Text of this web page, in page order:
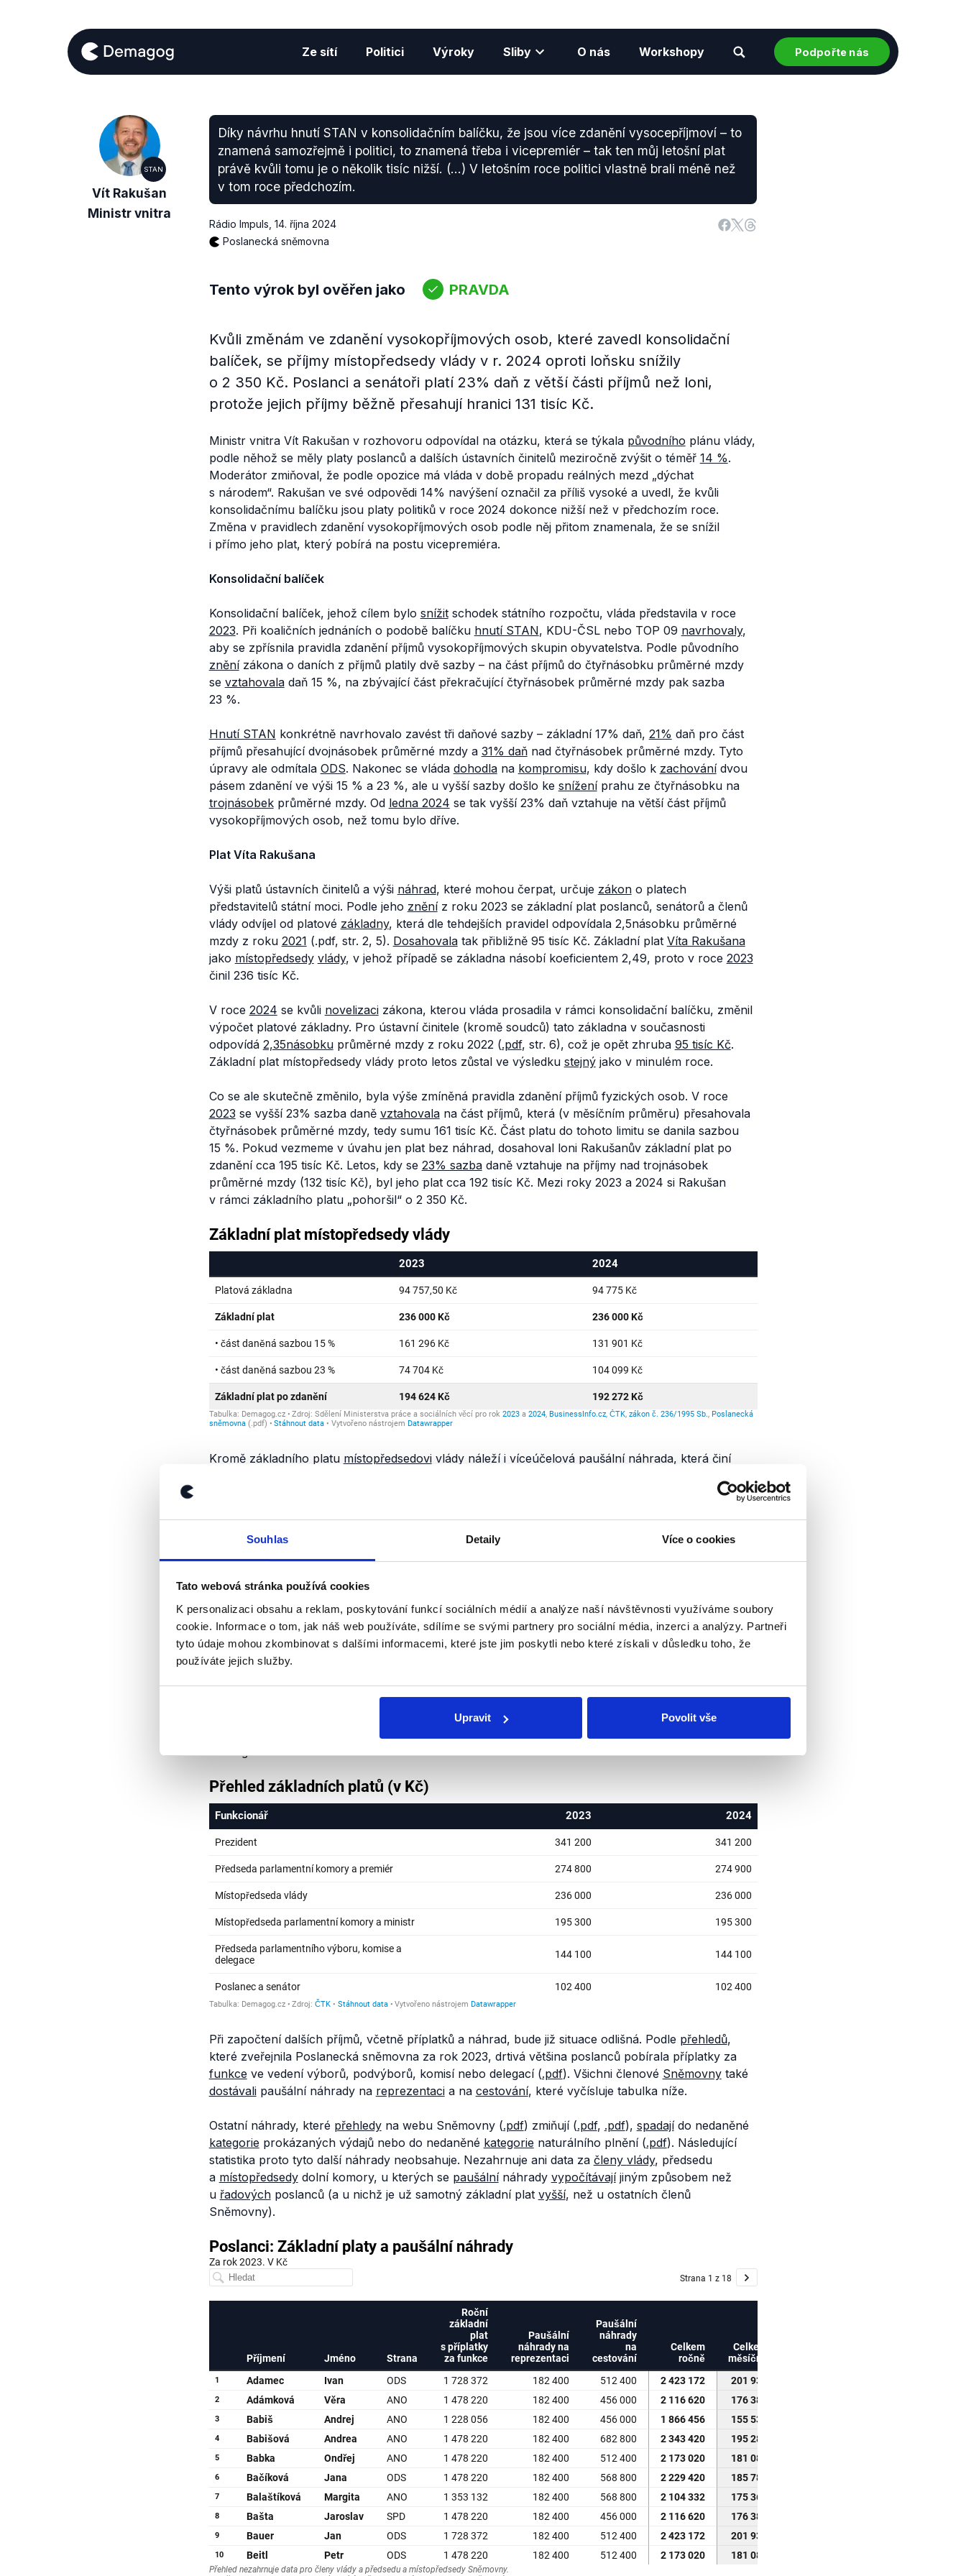
Souhlas Detaily Více o cookies
Tato webová stránka používá cookies
K personalizaci obsahu a reklam, poskytování funkcí sociálních médií a analýze naší návštěvnosti využíváme soubory
cookie. Informace o tom, jak náš web používáte, sdílíme se svými partnery pro sociální média, inzerci a analýzy. Partneři
tyto údaje mohou zkombinovat s dalšími informacemi, které jste jim poskytli nebo které získali v důsledku toho, že
používáte jejich služby.
Upravit Povolit vše
Ze sítí Politici Výroky Sliby O nás Workshopy Podpořte nás
STAN
Vít Rakušan
Ministr vnitra
Díky návrhu hnutí STAN v konsolidačním balíčku, že jsou více zdanění vysocepříjmoví – to
znamená samozřejmě i politici, to znamená třeba i vicepremiér – tak ten můj letošní plat
právě kvůli tomu je o několik tisíc nižší. (…) V letošním roce politici vlastně brali méně než
v tom roce předchozím.
Rádio Impuls 14. října 2024
Poslanecká sněmovna
Tento výrok byl ověřen jako PRAVDA
Kvůli změnám ve zdanění vysokopříjmových osob, které zavedl konsolidační
balíček, se příjmy místopředsedy vlády v r. 2024 oproti loňsku snížily
o 2 350 Kč. Poslanci a senátoři platí 23% daň z větší části příjmů než loni,
protože jejich příjmy běžně přesahují hranici 131 tisíc Kč.
Ministr vnitra Vít Rakušan v rozhovoru odpovídal na otázku, která se týkala původního plánu vlády,
podle něhož se měly platy poslanců a dalších ústavních činitelů meziročně zvýšit o téměř 14 %.
Moderátor zmiňoval, že podle opozice má vláda v době propadu reálných mezd „dýchat
s národem“. Rakušan ve své odpovědi 14% navýšení označil za příliš vysoké a uvedl, že kvůli
konsolidačnímu balíčku jsou platy politiků v roce 2024 dokonce nižší než v předchozím roce.
Změna v pravidlech zdanění vysokopříjmových osob podle něj přitom znamenala, že se snížil
i přímo jeho plat, který pobírá na postu vicepremiéra.
Konsolidační balíček
Konsolidační balíček, jehož cílem bylo snížitschodek státního rozpočtu, vláda představila v roce
2023. Při koaličních jednáních o podobě balíčku hnutí STAN, KDU-ČSL nebo TOP 09 navrhovaly,
aby se zpřísnila pravidla zdanění příjmů vysokopříjmových skupin obyvatelstva. Podle původního
zněnízákona o daních z příjmů platily dvě sazby – na část příjmů do čtyřnásobku průměrné mzdy
se vztahovaladaň 15 %, na zbývající část překračující čtyřnásobek průměrné mzdy pak sazba
23 %.
Hnutí STAN konkrétně navrhovalo zavést tři daňové sazby – základní 17% daň, 21% daň pro část
příjmů přesahující dvojnásobek průměrné mzdy a 31% daňnad čtyřnásobek průměrné mzdy. Tyto
úpravy ale odmítala ODS. Nakonec se vláda dohodlana kompromisu, kdy došlo k zachovánídvou
pásem zdanění ve výši 15 % a 23 %, ale u vyšší sazby došlo ke sníženíprahu ze čtyřnásobku na
trojnásobekprůměrné mzdy. Od ledna 2024 se tak vyšší 23% daň vztahuje na větší část příjmů
vysokopříjmových osob, než tomu bylo dříve.
Plat Víta Rakušana
Výši platů ústavních činitelů a výši náhrad, které mohou čerpat, určuje zákono platech
představitelů státní moci. Podle jeho zněníz roku 2023 se základní plat poslanců, senátorů a členů
vlády odvíjel od platové základny, která dle tehdejších pravidel odpovídala 2,5násobku průměrné
mzdy z roku 2021 (.pdf, str. 2, 5). Dosahovalatak přibližně 95 tisíc Kč. Základní plat Víta Rakušana
jako místopředsedy vlády, v jehož případě se základna násobí koeficientem 2,49, proto v roce 2023
činil 236 tisíc Kč.
V roce 2024 se kvůli novelizacizákona, kterou vláda prosadila v rámci konsolidační balíčku, změnil
výpočet platové základny. Pro ústavní činitele (kromě soudců) tato základna v současnosti
odpovídá 2,35násobkuprůměrné mzdy z roku 2022 (.pdf, str. 6), což je opět zhruba 95 tisíc Kč.
Základní plat místopředsedy vlády proto letos zůstal ve výsledku stejnýjako v minulém roce.
Co se ale skutečně změnilo, byla výše zmíněná pravidla zdanění příjmů fyzických osob. V roce
2023 se vyšší 23% sazba daně vztahovalana část příjmů, která (v měsíčním průměru) přesahovala
čtyřnásobek průměrné mzdy, tedy sumu 161 tisíc Kč. Část platu do tohoto limitu se danila sazbou
15 %. Pokud vezmeme v úvahu jen plat bez náhrad, dosahoval loni Rakušanův základní plat po
zdanění cca 195 tisíc Kč. Letos, kdy se 23% sazbadaně vztahuje na příjmy nad trojnásobek
průměrné mzdy (132 tisíc Kč), byl jeho plat cca 192 tisíc Kč. Mezi roky 2023 a 2024 si Rakušan
v rámci základního platu „pohoršil“ o 2 350 Kč.
Kromě základního platu místopředsedovivlády náleží i víceúčelová paušální náhrada, která činí
Základní plat Víta Rakušana apaušální náhradyv roce 2023 dávaly dohromady částku 267 300 Kč.
Po zdanění z této sumy tedy zůstalo necelých 219 tisíc Kč. Pokud by stejné náhrady pobíral
i v letošním roce, i celkově by mu kvůli novým pravidlům zdanění příjem klesl o
Platy poslanců
Základní platy řadových
Nepřesahovaly tedy hranici, nad kterou se příjmy daní vyšší, 23% sazbou daně. Jak již bylo
zmíněno výše, minulý rok byl tentolimit161 tisíc Kč za měsíc, letos je to 131 tisíc Kč. Pokud bychom
posuzovali pouze základní platy, měly by změny ve zdanění vliv jen na plat prezidenta, členů vlády,
předsedy a místopředsedy Sněmovny a Senátu a na plat předsedů parlamentních výborů, komisí
a delegací.
Při započtení dalších příjmů, včetně příplatků a náhrad, bude již situace odlišná. Podle přehledů,
které zveřejnila Poslanecká sněmovna za rok 2023, drtivá většina poslanců pobírala příplatky za
funkce ve vedení výborů, podvýborů, komisí nebo delegací (.pdf). Všichni členové Sněmovnytaké
dostávalipaušální náhrady na reprezentacia na cestování, které vyčísluje tabulka níže.
Ostatní náhrady, které přehledyna webu Sněmovny (.pdf) zmiňují (.pdf, .pdf), spadajído nedaněné
kategorie prokázaných výdajů nebo do nedaněné kategorie naturálního plnění (.pdf). Následující
statistika proto tyto další náhrady neobsahuje. Nezahrnuje ani data za členy vlády, předsedu
a místopředsedydolní komory, u kterých se paušálnínáhrady vypočítávajíjiným způsobem než
u řadovýchposlanců (a u nichž je už samotný základní plat vyšší, než u ostatních členů
Sněmovny).